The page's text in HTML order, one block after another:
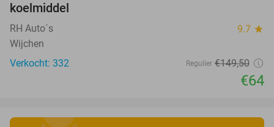
koelmiddel
RH Auto´s 9.7 star
Wijchen
Verkocht: 332
Regulier €149,50
€64